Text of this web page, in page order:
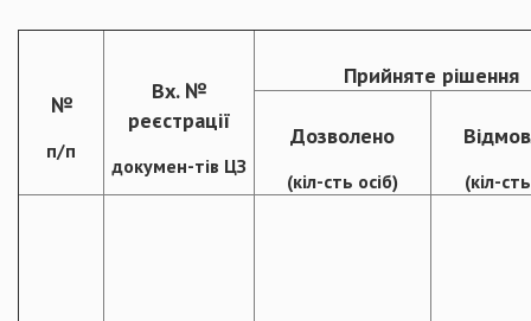
№
п/п
Вх. №
реєстрації
докумен-тів ЦЗ
Прийняте рішення
Дозволено
(кіл-сть осіб) (кіл-